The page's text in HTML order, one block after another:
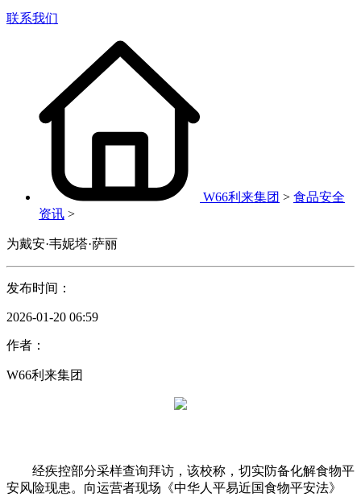
联系我们
W66利来集团 > 食品安全
资讯 >
为戴安·韦妮塔·萨丽
发布时间：
2026-01-20 06:59
作者：
W66利来集团
经疾控部分采样查询拜访，该校称，切实防备化解食物平
安风险现患。向运营者现场《中华人平易近国食物平安法》